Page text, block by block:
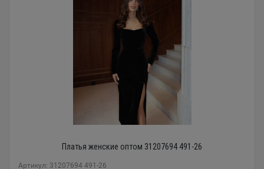
Платья женские оптом 31207694 491-26
Артикул: 31207694 491-26